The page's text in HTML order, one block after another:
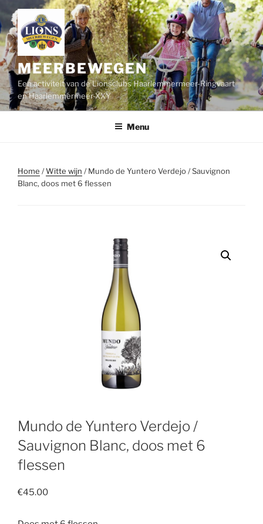
naar
de
inhoud
MEERBEWEGEN
Een activiteit van de Lionsclubs Haarlemmermeer-Ringvaart
en Haarlemmermeer-XXY
Menu
Home /Witte wijn / Mundo de Yuntero Verdejo / Sauvignon
Blanc, doos met 6 flessen
Mundo de Yuntero Verdejo /
Sauvignon Blanc, doos met 6
flessen
€45.00